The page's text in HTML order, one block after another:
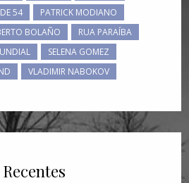
54
PATRICK MODIANO
BOLAÑO
RUA PARAÍBA
SELENA GOMEZ
VLADIMIR NABOKOV